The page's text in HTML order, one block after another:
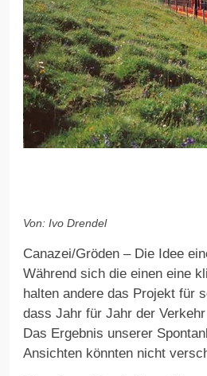
Von: Ivo Drendel
Canazei/Gröden – Die Idee
Während sich die einen eine
halten andere das Projekt für
dass Jahr für Jahr der
Das Ergebnis unserer
Ansichten könnten nicht